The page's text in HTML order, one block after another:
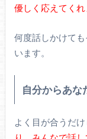
優しく応えてくれ
何度話しかけて
います。
自分からあな
よく目が合うだけ